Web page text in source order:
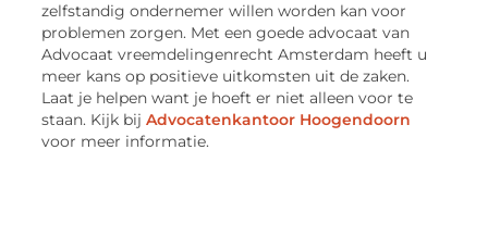
zelfstandig ondernemer willen worden kan voor
problemen zorgen. Met een goede advocaat van
Advocaat vreemdelingenrecht Amsterdam heeft u
meer kans op positieve uitkomsten uit de zaken.
Laat je helpen want je hoeft er niet alleen voor te
staan. Kijk bijAdvocatenkantoor Hoogendoorn
voor meer informatie.